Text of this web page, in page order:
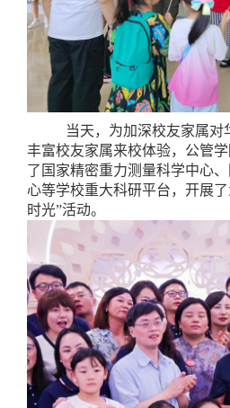
当天，为加深校友家属对
丰富校友家属来校体验，公管
了国家精密重力测量科学中心
心等学校重大科研平台，开展
时光”活动。